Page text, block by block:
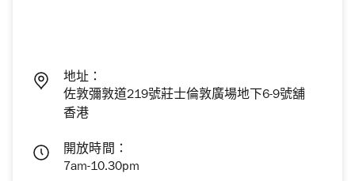
地址：
佐敦彌敦道219號莊士倫敦廣場地下6-9號舖
香港
開放時間：
7am-10.30pm